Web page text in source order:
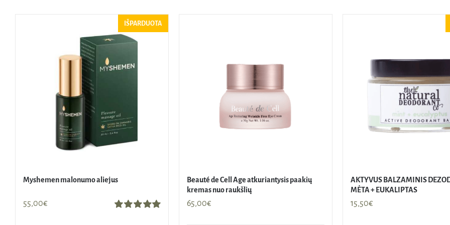
IŠPARDUOTA
Myshemen malonumo aliejus
55,00€
Beauté de Cell Age atkuriantysis paakių
kremas nuo raukšlių
65,00€
AKTYVUS BALZAMINIS
MĖTA + EUKALIPTAS
15,50€